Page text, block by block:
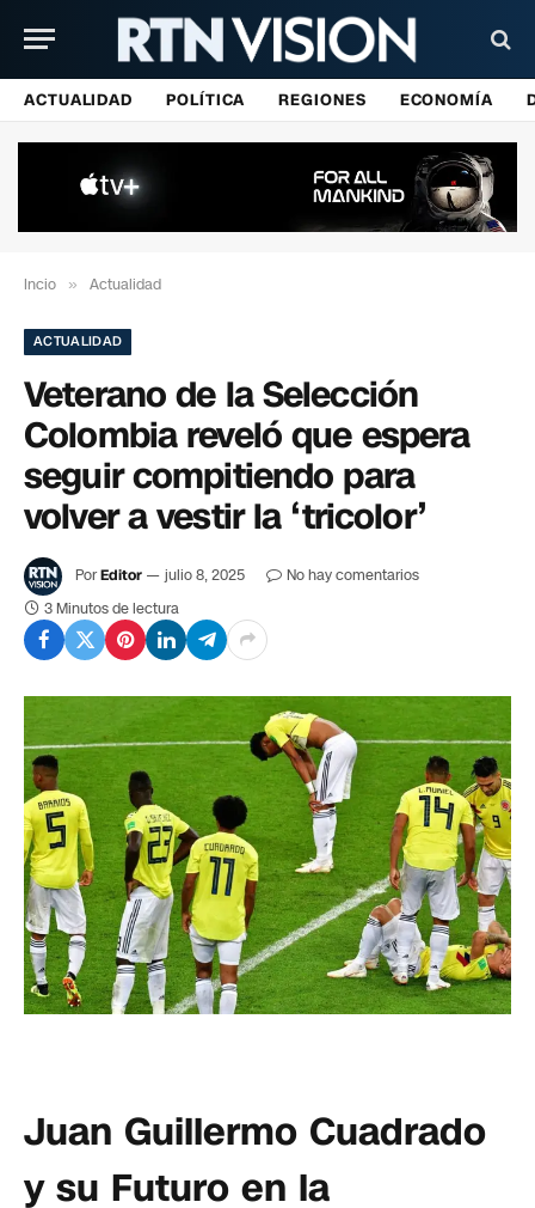
ACTUALIDAD POLÍTICA REGIONES ECONOMÍA
Incio » Actualidad
ACTUALIDAD
Veterano de la Selección
Colombia reveló que espera
seguir compitiendo para
volver a vestir la ‘tricolor’
PorEditor julio 8, 2025
No hay comentarios
3 Minutos de lectura
Juan Guillermo Cuadrado
y su Futuro en la